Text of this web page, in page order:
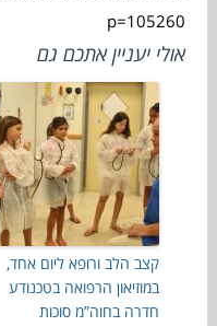
p=105260
אולי יעניין אתכם גם
קצב הלב ורופא ליום אחד,
במוזיאון הרפואה בטכנודע
חדרה בחוה”מ סוכות